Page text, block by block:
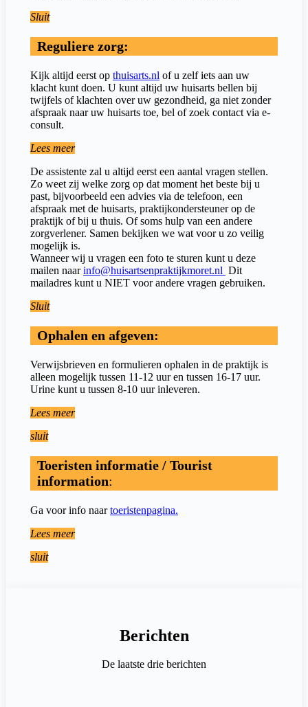
Sluit
Reguliere zorg:
Kijk altijd eerst op thuisarts.nl of u zelf iets aan uw
klacht kunt doen. U kunt altijd uw huisarts bellen bij
twijfels of klachten over uw gezondheid, ga niet zonder
afspraak naar uw huisarts toe, bel of zoek contact via e-
consult.
Lees meer
De assistente zal u altijd eerst een aantal vragen stellen.
Zo weet zij welke zorg op dat moment het beste bij u
past, bijvoorbeeld een advies via de telefoon, een
afspraak met de huisarts, praktijkondersteuner op de
praktijk of bij u thuis. Of soms hulp van een andere
zorgverlener. Samen bekijken we wat voor u zo veilig
mogelijk is.
Wanneer wij u vragen een foto te sturen kunt u deze
mailen naarinfo@huisartsenpraktijkmoret.nl Dit
mailadres kunt u NIET voor andere vragen gebruiken.
Sluit
Ophalen en afgeven:
Verwijsbrieven en formulieren ophalen in de praktijk is
alleen mogelijk tussen 11-12 uur en tussen 16-17 uur.
Urine kunt u tussen 8-10 uur inleveren.
Lees meer
sluit
Toeristen informatie / Tourist
information:
Ga voor info naartoeristenpagina.
Lees meer
sluit
Berichten
De laatste drie berichten